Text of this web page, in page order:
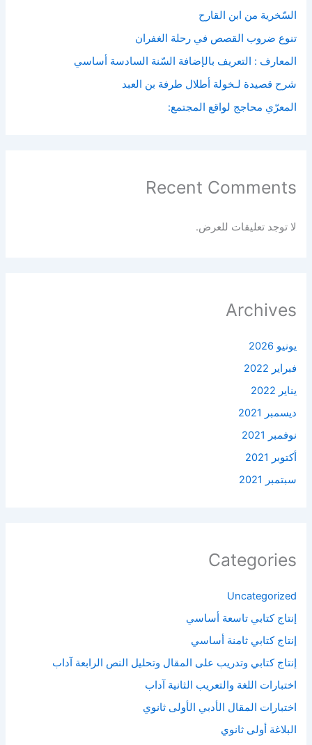
السّخرية من ابن القارح
تنوع ضروب القصص في رحلة الغفران
المعارف : التعريف بالإضافة السّنة السادسة أساسي
شرح قصيدة لـخولة أطلال طرفة بن العبد
المعرّي محاجج لواقع المجتمع:
Recent Comments
لا توجد تعليقات للعرض.
Archives
يونيو 2026
فبراير 2022
يناير 2022
ديسمبر 2021
نوفمبر 2021
أكتوبر 2021
سبتمبر 2021
Categories
Uncategorized
إنتاج كتابي تاسعة أساسي
إنتاج كتابي ثامنة أساسي
إنتاج كتابي وتدريب على المقال وتحليل النص الرابعة آداب
اختبارات اللغة والتعريب الثانية آداب
اختبارات المقال الأدبي الأولى ثانوي
البلاغة أولى ثانوي